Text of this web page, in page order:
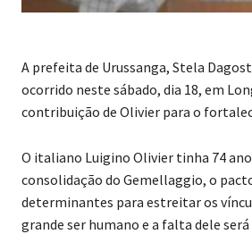
A prefeita de Urussanga, Stela
ocorrido neste sábado, dia 18, em
contribuição de Olivier para o
O italiano Luigino Olivier tinha 74
consolidação do Gemellaggio, o
determinantes para estreitar os
grande ser humano e a falta dele